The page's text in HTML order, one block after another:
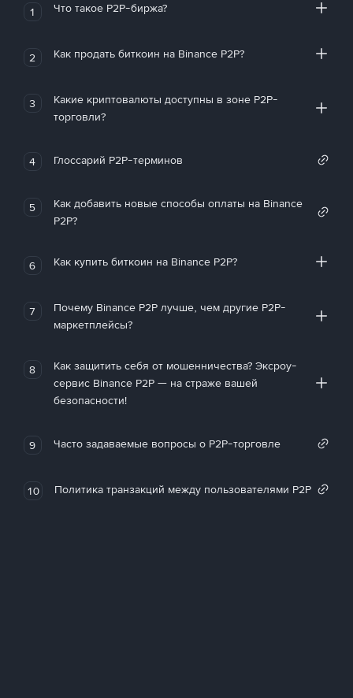
1 Что такое P2P-биржа?
2 Как продать биткоин на Binance P2P?
3
Какие криптовалюты доступны в зоне P2P-
торговли?
4 Глоссарий P2P-терминов
5
Как добавить новые способы оплаты на Binance
P2P?
6 Как купить биткоин на Binance P2P?
7
Почему Binance P2P лучше, чем другие P2P-
маркетплейсы?
8
Как защитить себя от мошенничества? Эксроу-
сервис Binance P2P — на страже вашей
безопасности!
9 Часто задаваемые вопросы о P2P-торговле
10 Политика транзакций между пользователями P2P